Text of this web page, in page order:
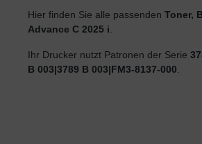
Hier finden Sie alle passenden Toner,
Advance C 2025 i
Ihr Drucker nutzt Patronen der Serie
B 003|3789 B 003|FM3-8137-000